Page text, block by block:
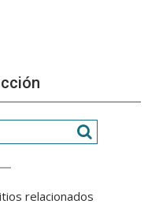
relacionados